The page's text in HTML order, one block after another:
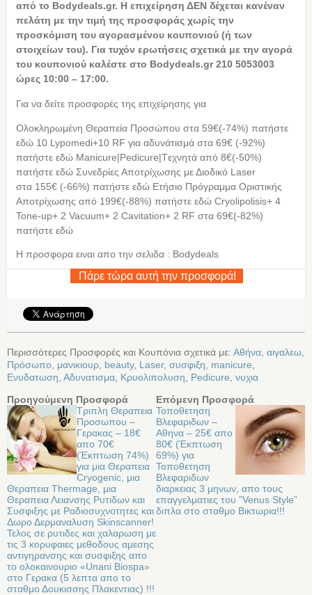
από το Bodydeals.gr. Η επιχείρηση ΔΕΝ δέχεται κανέναν
πελάτη με την τιμή της προσφοράς χωρίς την
προσκόμιση του αγορασμένου κουπονιού (ή των
στοιχείων του). Για τυχόν ερωτήσεις σχετικά με την αγορά
του κουπονιού καλέστε στο Bodydeals.gr 210 5053003
ώρες 10:00 – 17:00.
Για να δείτε προσφορές της επιχείρησης για
Ολοκληρωμένη Θεραπεία Προσώπου στα 59€(-74%) πατήστε
εδώ 10 Lypomedi+10 RF για αδυνάτισμά στα 69€ (-92%)
πατήστε εδώ Manicure|Pedicure|Tεχνητά από 8€(-50%)
πατήστε εδώ Συνεδρίες Αποτρίχωσης με Διοδικό Laser
στα 155€ (-66%) πατήστε εδώ Ετήσιο Πρόγραμμα Οριστικής
Αποτρίχωσης από 199€(-88%) πατήστε εδώ Cryolipolisis+ 4
Tone-up+ 2 Vacuum+ 2 Cavitation+ 2 RF στα 69€(-82%)
πατήστε εδώ
Η προσφορα ειναι απο την σελιδα : Bodydeals
Πάρε τώρα αυτή την προσφορά!
Περισσότερες Προσφορές και Κουπόνια σχετικά με: Αθήνα αιγαλεω
Πρόσωπο μανικιουρ beauty, Laser, συσφιξη manicure
Ενυδατωση Αδυνατισμα Κρυολιπολυση Pedicure νυχια
Προηγούμενη Προσφορά
Τριπλη Θεραπεια
Προσωπου –
Γερακας – 18€
απο 70€
(Έκπτωση 74%)
για μια Θεραπεια
Cryogenic, μια
Θεραπεια Thermage, μια
Θεραπεια Λειανσης Ρυτιδων και
Συσφιξης με Ραδιοσυχνοτητες και
Δωρο Δερμαναλυση Skinscanner!
Τελος σε ρυτιδες και χαλαρωση με
τις 3 κορυφαιες μεθοδους αμεσης
αντιγηρανσης και συσφιξης απο
το ολοκαινουριο «Unani Biospa»
στο Γερακα (5 λεπτα απο το
σταθμο Δουκισσης Πλακεντιας) !!!
Επόμενη Προσφορά
Τοποθετηση
Βλεφαριδων –
Αθηνα – 25€ απο
80€ (Έκπτωση
69%) για
Τοποθετηση
Βλεφαριδων
διαρκειας 3 μηνων, απο τους
επαγγελματιες του ”Venus Style”
διπλα στο σταθμο Βικτωρια!!!